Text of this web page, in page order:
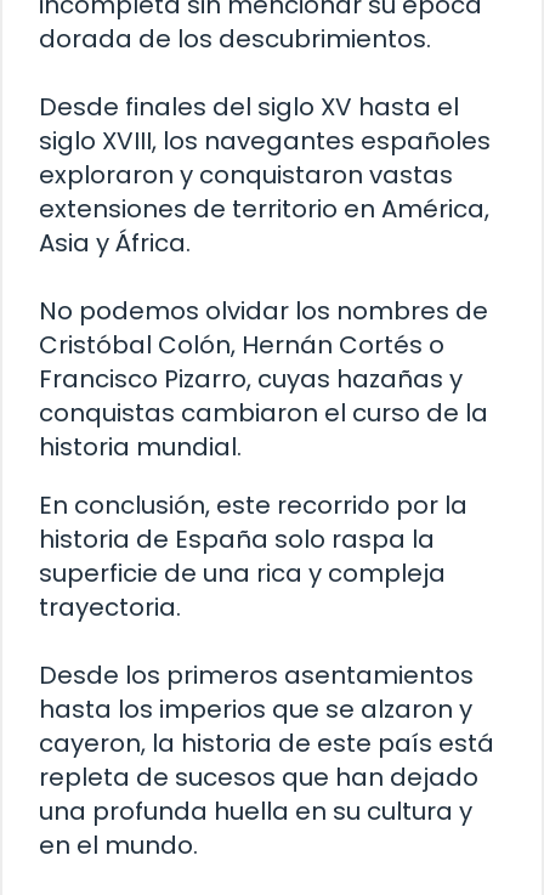
dorada de los descubrimientos.
Desde finales del siglo XV hasta el
siglo XVIII, los navegantes españoles
exploraron y conquistaron vastas
extensiones de territorio en América,
Asia y África.
No podemos olvidar los nombres de
Cristóbal Colón, Hernán Cortés o
Francisco Pizarro, cuyas hazañas y
conquistas cambiaron el curso de la
historia mundial.
En conclusión, este recorrido por la
historia de España solo raspa la
superficie de una rica y compleja
trayectoria.
Desde los primeros asentamientos
hasta los imperios que se alzaron y
cayeron, la historia de este país está
repleta de sucesos que han dejado
una profunda huella en su cultura y
en el mundo.